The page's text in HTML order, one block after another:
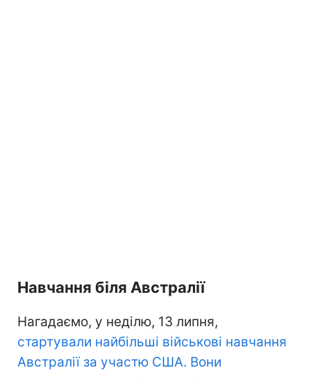
Навчання біля Австралії
Нагадаємо, у неділю, 13 липня,
стартували найбільші військові навчання
Австралії за участю США. Вони